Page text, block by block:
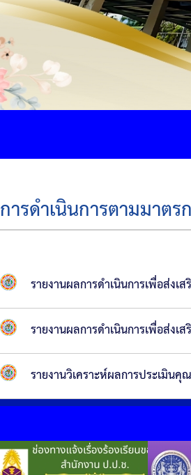
การดำเนินการตามมาต
รายงานผลการดำเนินการเพื่อส่ง
รายงานผลการดำเนินการเพื่อส่ง
รายงานวิเคราะห์ผลการประเมิน